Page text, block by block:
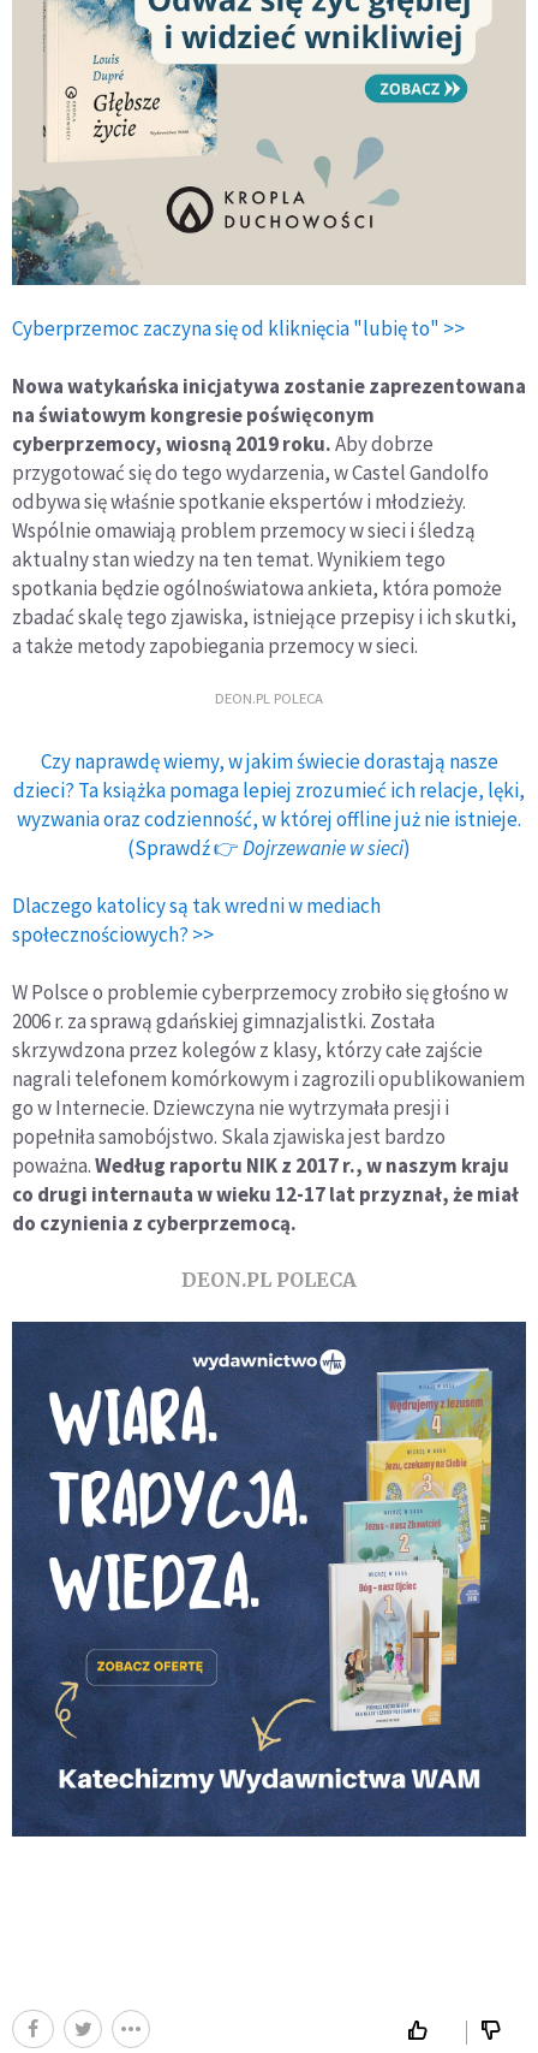
Cyberprzemoc zaczyna się od kliknięcia "lubię to" >>
Nowa watykańska inicjatywa zostanie zaprezentowana
na światowym kongresie poświęconym
cyberprzemocy, wiosną 2019 roku.Aby dobrze
przygotować się do tego wydarzenia, w Castel Gandolfo
odbywa się właśnie spotkanie ekspertów i młodzieży.
Wspólnie omawiają problem przemocy w sieci i śledzą
aktualny stan wiedzy na ten temat. Wynikiem tego
spotkania będzie ogólnoświatowa ankieta, która pomoże
zbadać skalę tego zjawiska, istniejące przepisy i ich skutki,
a także metody zapobiegania przemocy w sieci.
DEON.PL POLECA
Czy naprawdę wiemy, w jakim świecie dorastają nasze
dzieci? Ta książka pomaga lepiej zrozumieć ich relacje, lęki,
wyzwania oraz codzienność, w której offline już nie istnieje.
(Sprawdź 👉Dojrzewanie w sieci)
Dlaczego katolicy są tak wredni w mediach
społecznościowych? >>
W Polsce o problemie cyberprzemocy zrobiło się głośno w
2006 r. za sprawą gdańskiej gimnazjalistki. Została
skrzywdzona przez kolegów z klasy, którzy całe zajście
nagrali telefonem komórkowym i zagrozili opublikowaniem
go w Internecie. Dziewczyna nie wytrzymała presji i
popełniła samobójstwo. Skala zjawiska jest bardzo
poważna.Według raportu NIK z 2017 r., w naszym kraju
co drugi internauta w wieku 12-17 lat przyznał, że miał
do czynienia z cyberprzemocą.
DEON.PL POLECA